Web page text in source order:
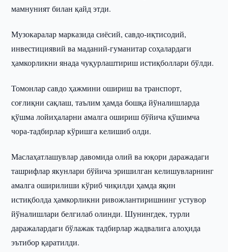
мамнуният билан қайд этди.
Музокаралар марказида сиёсий, савдо-иқтисодий,
инвестициявий ва маданий-гуманитар соҳалардаги
ҳамкорликни янада чуқурлаштириш истиқболлари бўлди.
Томонлар савдо ҳажмини ошириш ва транспорт,
соғлиқни сақлаш, таълим ҳамда бошқа йўналишларда
қўшма лойиҳаларни амалга ошириш бўйича қўшимча
чора-тадбирлар кўришга келишиб олди.
Маслаҳатлашувлар давомида олий ва юқори даражадаги
ташрифлар якунлари бўйича эришилган келишувларнинг
амалга оширилиши кўриб чиқилди ҳамда яқин
истиқболда ҳамкорликни ривожлантиришнинг устувор
йўналишлари белгилаб олинди. Шунингдек, турли
даражалардаги бўлажак тадбирлар жадвалига алоҳида
эътибор қаратилди.